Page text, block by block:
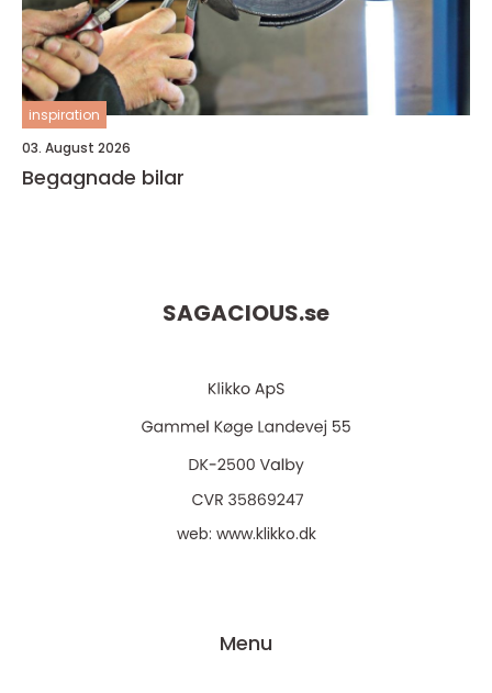
inspiration
03. August 2026
Begagnade bilar
SAGACIOUS.se
web: www.klikko.dk
Menu